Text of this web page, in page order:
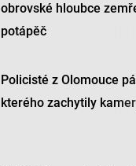
obrovské hloubce
potápěč
Policisté z Olomouce
kterého zachytily